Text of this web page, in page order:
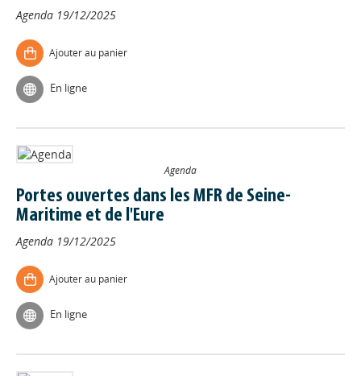
Agenda 19/12/2025
Ajouter au panier
En ligne
Agenda
Portes ouvertes dans les MFR de Seine-
Maritime et de l'Eure
Agenda 19/12/2025
Ajouter au panier
En ligne